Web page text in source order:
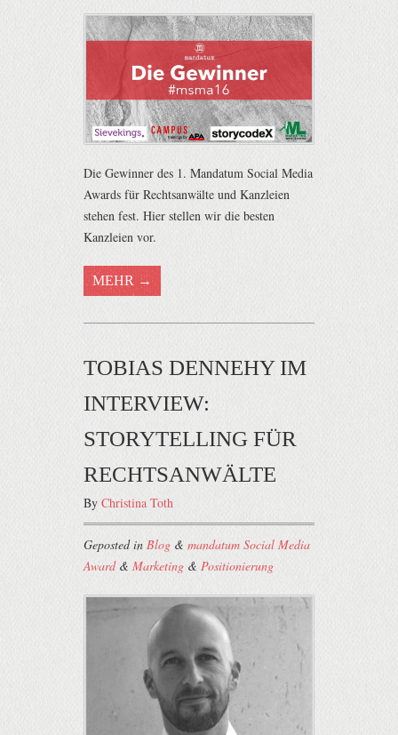
Die Gewinner des 1. Mandatum Social Media
Awards für Rechtsanwälte und Kanzleien
stehen fest. Hier stellen wir die besten
Kanzleien vor.
MEHR →
TOBIAS DENNEHY IM
INTERVIEW:
STORYTELLING FÜR
RECHTSANWÄLTE
By Christina Toth
Geposted in Blog & mandatum Social Media
Award& Marketing & Positionierung